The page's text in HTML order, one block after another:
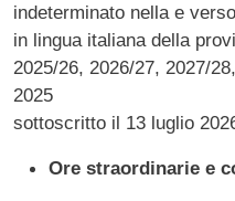
indeterminato nella e
in lingua italiana della
2025/26, 2026/27, 2027/
2025
sottoscritto il 13 luglio
Ore straordinarie e